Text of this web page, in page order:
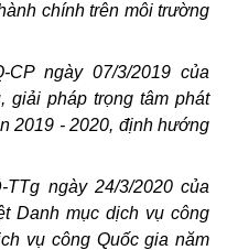
chính trên môi trường
ngày 07/3/2019 của
giải pháp trọng tâm phát
2019 - 2020, định hướng
ngày 24/3/2020 của
Danh mục dịch vụ công
vụ công Quốc gia năm